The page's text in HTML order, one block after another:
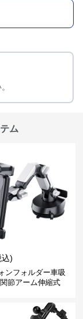
ム
)
ンフォルダー車吸
節アーム伸縮式